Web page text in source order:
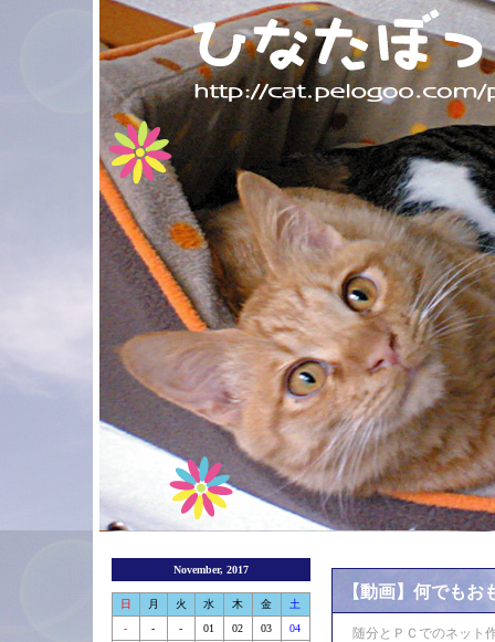
November, 2017
日 月 火 水 木 金
土
-
- - 01 02 03
04
【動画】何でもお
随分とＰＣでのネット